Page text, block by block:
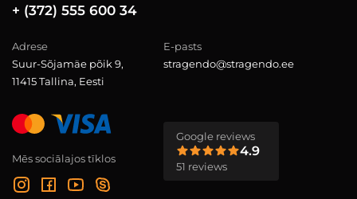
+ (372) 555 600 34
Adrese
Suur-Sõjamäe põik 9,
11415 Tallina, Eesti
E-pasts
stragendo@stragendo.ee
Mēs sociālajos tīklos
Google reviews
4.9
51 reviews